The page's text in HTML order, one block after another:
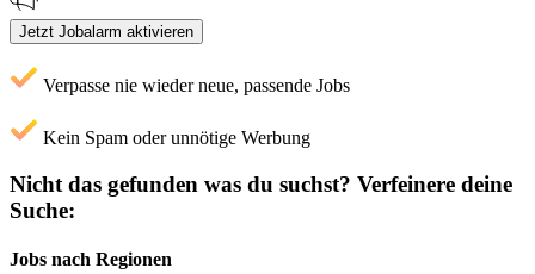
Jetzt Jobalarm aktivieren
Verpasse nie wieder neue, passende Jobs
Kein Spam oder unnötige Werbung
Nicht das gefunden was du suchst? Verfeinere deine
Suche:
Jobs nach Regionen